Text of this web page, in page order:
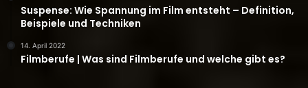
Suspense: Wie Spannung im Film entsteht – Definition,
Beispiele und Techniken
14. April 2022
Filmberufe | Was sind Filmberufe und welche gibt es?